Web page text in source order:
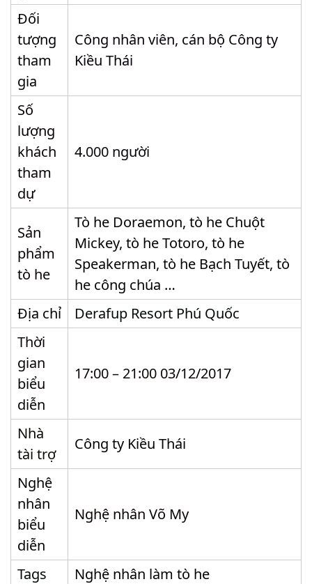
Đối
tượng
tham
gia
Công nhân viên, cán bộ Công ty
Kiều Thái
Số
lượng
khách
tham
dự
4.000 người
Sản
phẩm
tò he
Tò he Doraemon, tò he Chuột
Mickey, tò he Totoro, tò he
Speakerman, tò he Bạch Tuyết, tò
he công chúa …
Địa chỉ
Derafup Resort Phú Quốc
Thời
gian
biểu
diễn
17:00 – 21:00 03/12/2017
Nhà
tài trợ
Công ty Kiều Thái
Nghệ
nhân
biểu
diễn
Nghệ nhân Võ My
Tags Nghệ nhân làm tò he